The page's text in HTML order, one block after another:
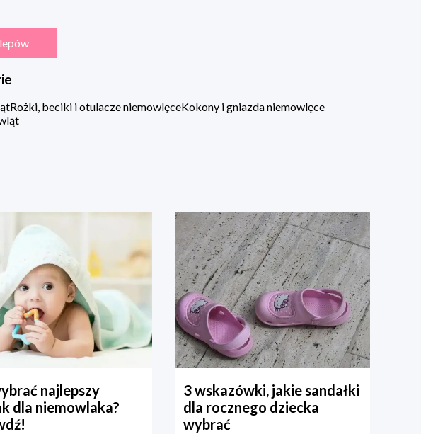
Rożki, beciki i otulacze niemowlęceKokony i gniazda niemowlęce
najlepszy
dla niemowlaka?
3 wskazówki, jakie sandałki
dla rocznego dziecka
wybrać